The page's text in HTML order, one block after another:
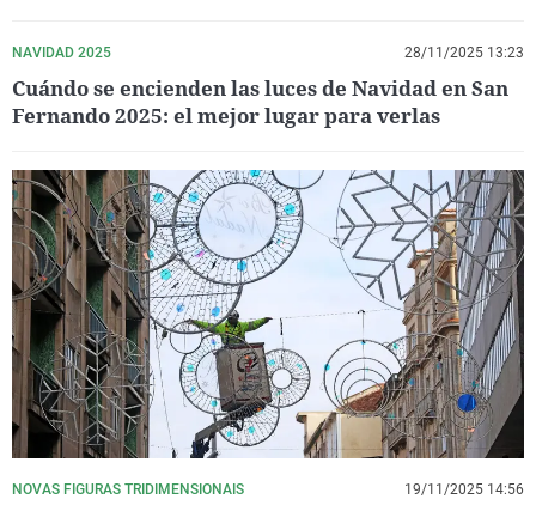
NAVIDAD 2025 28/11/2025 13:23
Cuándo se encienden las luces de Navidad en San
Fernando 2025: el mejor lugar para verlas
NOVAS FIGURAS TRIDIMENSIONAIS 19/11/2025 14:56